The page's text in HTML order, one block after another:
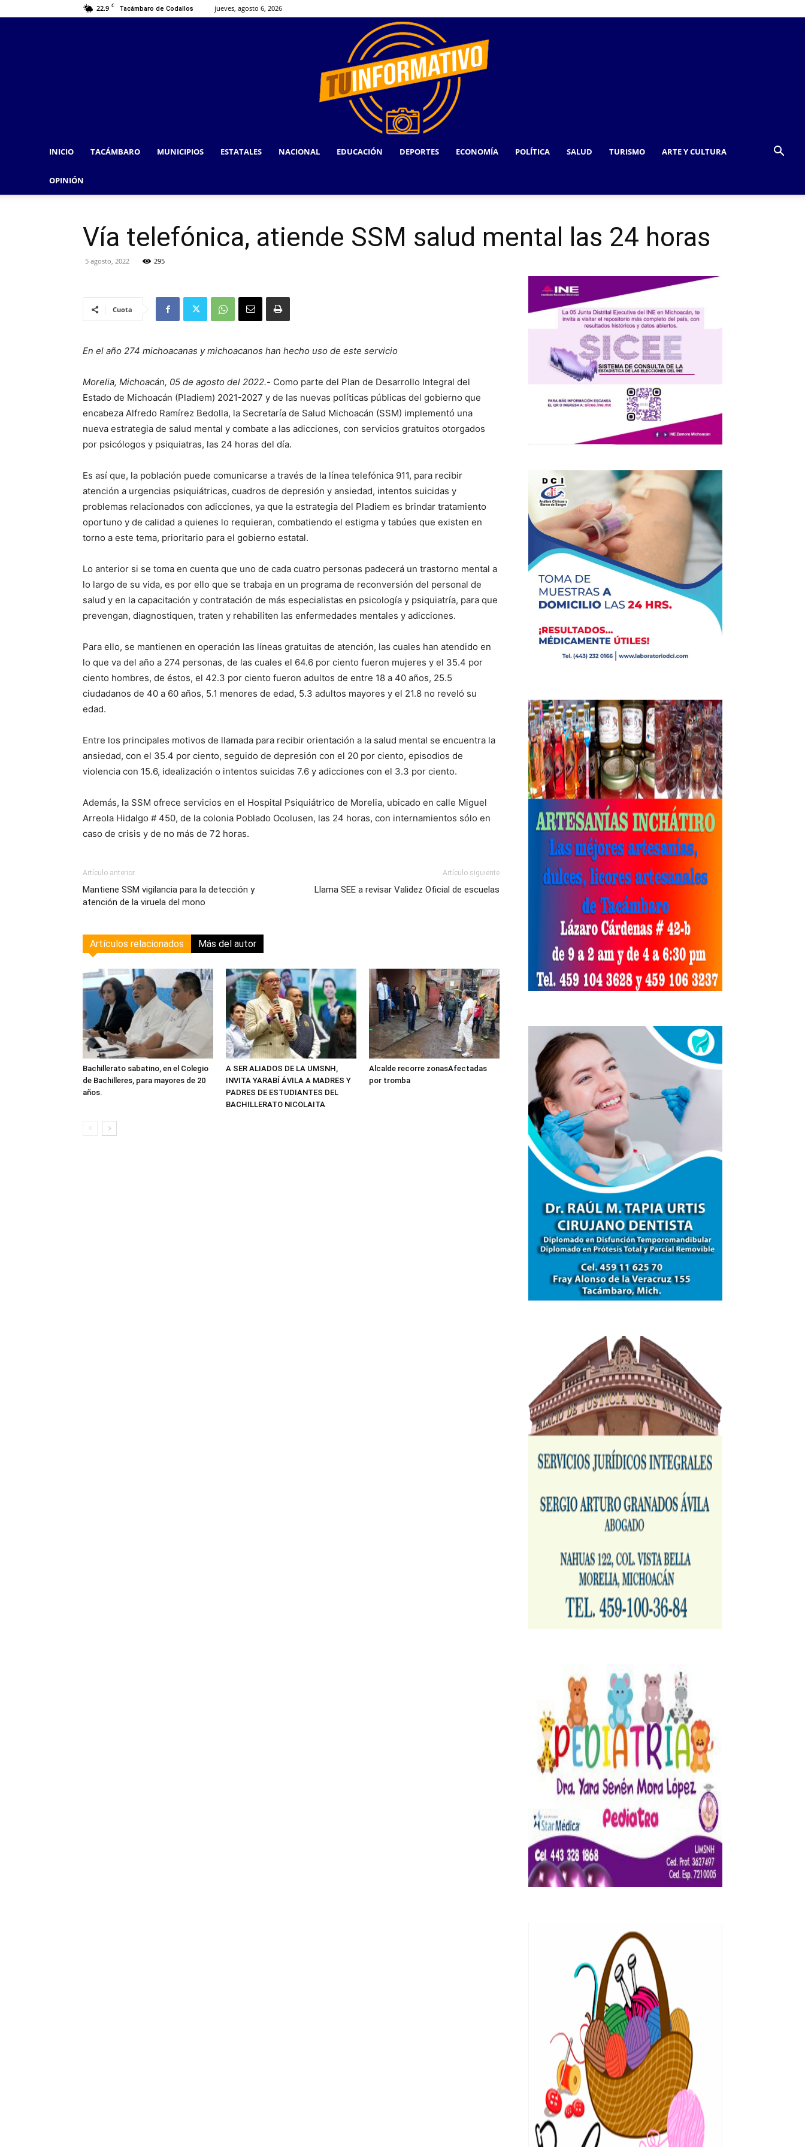
22.9 C Tacámbaro de Codallos jueves, agosto 6, 2026
INICIO TACÁMBARO MUNICIPIOS ESTATALES NACIONAL EDUCACIÓN DEPORTES ECONOMÍA POLÍTICA SALUD TURISMO ARTE Y CULTURA
OPINIÓN
Vía telefónica, atiende SSM salud mental las 24 horas
5 agosto, 2022 295
Cuota
En el año 274 michoacanas y michoacanos han hecho uso de este servicio
Morelia, Michoacán, 05 de agosto del 2022.- Como parte del Plan de Desarrollo Integral del
Estado de Michoacán (Pladiem) 2021-2027 y de las nuevas políticas públicas del gobierno que
encabeza Alfredo Ramírez Bedolla, la Secretaría de Salud Michoacán (SSM) implementó una
nueva estrategia de salud mental y combate a las adicciones, con servicios gratuitos otorgados
por psicólogos y psiquiatras, las 24 horas del día.
Es así que, la población puede comunicarse a través de la línea telefónica 911, para recibir
atención a urgencias psiquiátricas, cuadros de depresión y ansiedad, intentos suicidas y
problemas relacionados con adicciones, ya que la estrategia del Pladiem es brindar tratamiento
oportuno y de calidad a quienes lo requieran, combatiendo el estigma y tabúes que existen en
torno a este tema, prioritario para el gobierno estatal.
Lo anterior si se toma en cuenta que uno de cada cuatro personas padecerá un trastorno mental a
lo largo de su vida, es por ello que se trabaja en un programa de reconversión del personal de
salud y en la capacitación y contratación de más especialistas en psicología y psiquiatría, para que
prevengan, diagnostiquen, traten y rehabiliten las enfermedades mentales y adicciones.
Para ello, se mantienen en operación las líneas gratuitas de atención, las cuales han atendido en
lo que va del año a 274 personas, de las cuales el 64.6 por ciento fueron mujeres y el 35.4 por
ciento hombres, de éstos, el 42.3 por ciento fueron adultos de entre 18 a 40 años, 25.5
ciudadanos de 40 a 60 años, 5.1 menores de edad, 5.3 adultos mayores y el 21.8 no reveló su
edad.
Entre los principales motivos de llamada para recibir orientación a la salud mental se encuentra la
ansiedad, con el 35.4 por ciento, seguido de depresión con el 20 por ciento, episodios de
violencia con 15.6, idealización o intentos suicidas 7.6 y adicciones con el 3.3 por ciento.
Además, la SSM ofrece servicios en el Hospital Psiquiátrico de Morelia, ubicado en calle Miguel
Arreola Hidalgo # 450, de la colonia Poblado Ocolusen, las 24 horas, con internamientos sólo en
caso de crisis y de no más de 72 horas.
Artículo anterior
Mantiene SSM vigilancia para la detección y
atención de la viruela del mono
Artículo siguiente
Llama SEE a revisar Validez Oficial de escuelas
Artículos relacionados Más del autor
Bachillerato sabatino, en el Colegio
de Bachilleres, para mayores de 20
años.
A SER ALIADOS DE LA UMSNH,
INVITA YARABÍ ÁVILA A MADRES Y
PADRES DE ESTUDIANTES DEL
BACHILLERATO NICOLAITA
Alcalde recorre zonasAfectadas
por tromba